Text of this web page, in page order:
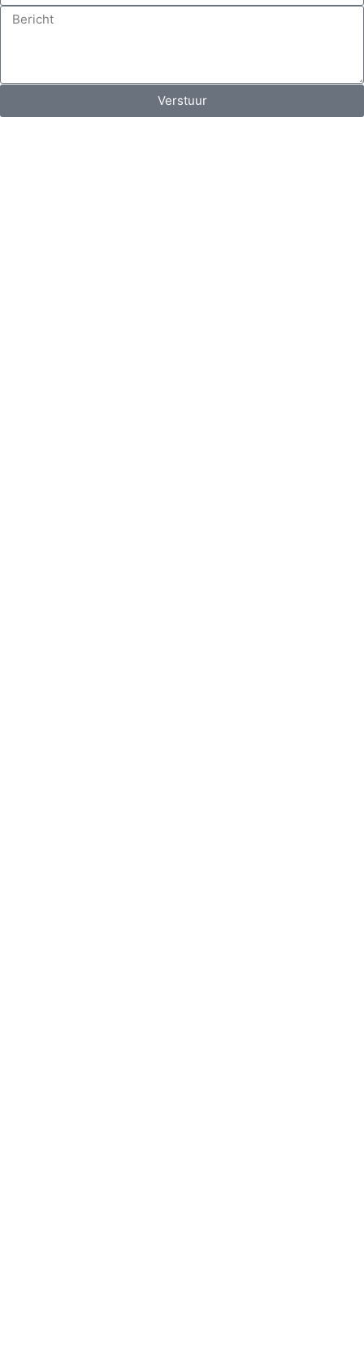
Verstuur